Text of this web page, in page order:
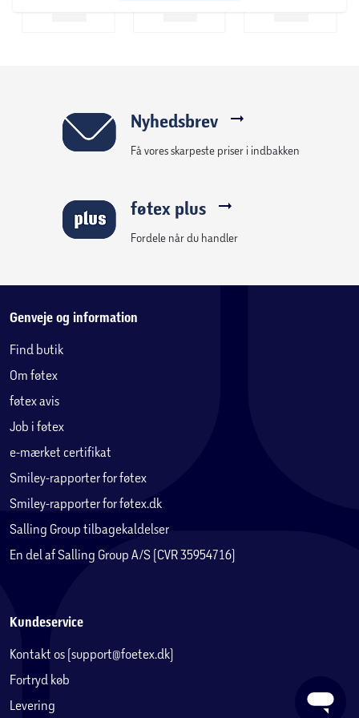
Nyhedsbrev
Få vores skarpeste priser i indbakken
føtex plus
Fordele når du handler
Genveje og information
Find butik
Om føtex
føtex avis
Job i føtex
e-mærket certifikat
Smiley-rapporter for føtex
Smiley-rapporter for føtex.dk
Salling Group tilbagekaldelser
En del af Salling Group A/S (CVR 35954716)
Kundeservice
Kontakt os (support@foetex.dk)
Fortryd køb
Levering